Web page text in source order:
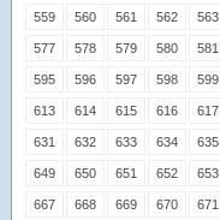
559 560 561 562 563
577 578 579 580 581
595 596 597 598 599
613 614 615 616 617
631 632 633 634 635
649 650 651 652 653
667 668 669 670 671